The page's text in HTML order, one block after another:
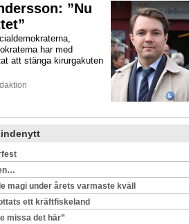
”Nu
har med
att stänga kirurgakuten
magi under årets varmaste kväll
ett kräftfiskeland
missa det här”